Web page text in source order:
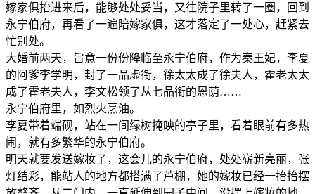
嫁家俱抬进来后，能够处处妥当，又往院子里转了一圈，回到
永宁伯府，再看了一遍陪嫁家俱，这才落定了一处心，赶紧去
忙别处。
大婚前两天，旨意一份份降临至永宁伯府，作为秦王妃，李夏
的阿爹李学明，封了一品虚衔，徐太太成了徐夫人，霍老太太
成了霍老夫人，李文松领了从七品衔的恩荫……
永宁伯府里，如烈火烹油。
李夏带着端砚，站在一间绿树掩映的亭子里，看着眼前有多热
闹，就有多繁华的永宁伯府。
明天就要发送嫁妆了，这会儿的永宁伯府，处处崭新亮丽，张
灯结彩，能站人的地方都搭满了芦棚，她的嫁妆已经一抬抬摆